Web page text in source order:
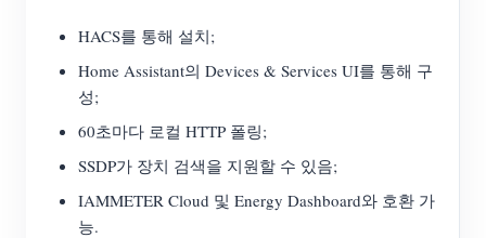
HACS를 통해 설치;
Home Assistant의 Devices & Services UI를 통해 구
성;
60초마다 로컬 HTTP 폴링;
SSDP가 장치 검색을 지원할 수 있음;
IAMMETER Cloud 및 Energy Dashboard와 호환 가
능.